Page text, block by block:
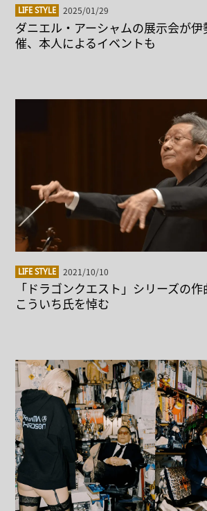
LIFE STYLE 2025/01/29
ダニエル・アーシャムの展示会が
催、本人によるイベントも
LIFE STYLE 2021/10/10
「ドラゴンクエスト」シリーズの
こういち氏を悼む